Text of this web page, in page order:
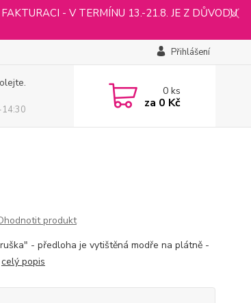
- V TERMÍNU 13.-21.8. JE Z DŮVODU
Přihlášení
0ks
za 0 Kč
produkt
- předloha je vytištěná modře na plátně -
celý popis